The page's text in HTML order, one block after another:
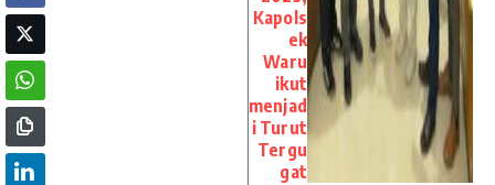
Kapols
ek
Waru
ikut
menjad
i Turut
Tergu
gat